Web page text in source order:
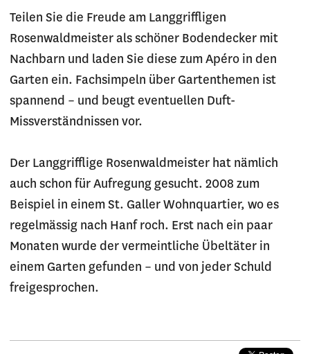
Teilen Sie die Freude am Langgriffligen
Rosenwaldmeister als schöner Bodendecker mit
Nachbarn und laden Sie diese zum Apéro in den
Garten ein. Fachsimpeln über Gartenthemen ist
spannend – und beugt eventuellen Duft-
Missverständnissen vor.
Der Langgrifflige Rosenwaldmeister hat nämlich
auch schon für Aufregung gesucht. 2008 zum
Beispiel in einem St. Galler Wohnquartier, wo es
regelmässig nach Hanf roch. Erst nach ein paar
Monaten wurde der vermeintliche Übeltäter in
einem Garten gefunden – und von jeder Schuld
freigesprochen.